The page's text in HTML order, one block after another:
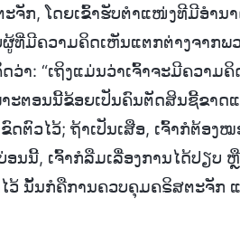
ຈັກ, ໂດຍເຂົ້າຮັບຕຳແໜ່ງທີມີອຳນ
ຜູ້ທີ່ມີຄວາມຄິດເຫັນແຕກຕ່າງຈາກ
ວ່າ: “ເຖິງແມ່ນວ່າເຈົ້າຈະມີຄວາ
ະຕອນນີ້ຂ້ອຍເປັນຄົນຕັດສິນຊີ້ຂາດ
ດຕົວໄວ້; ຖ້າເປັນເສືອ, ເຈົ້າກໍຕ້ອ
ນນີ້, ເຈົ້າກໍລືມເລື່ອງການໄດ້ປຽບ
ວ້ ນັ້ນກໍຄືການຄວບຄຸມຄຣິສຕະຈັກ